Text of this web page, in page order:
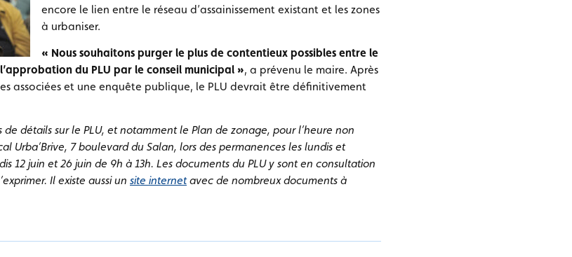
encore le lien entre le réseau d’assainissement existant et les zones
à urbaniser.
« Nous souhaitons purger le plus de contentieux possibles entre le
du PLU par le conseil municipal », a prévenu le maire. Après
associées et une enquête publique, le PLU devrait être définitivement
détails sur le PLU, et notamment le Plan de zonage, pour l’heure non
Urba’Brive, 7 boulevard du Salan, lors des permanences les lundis et
12 juin et 26 juin de 9h à 13h. Les documents du PLU y sont en consultation
Il existe aussi un site internetavec de nombreux documents à